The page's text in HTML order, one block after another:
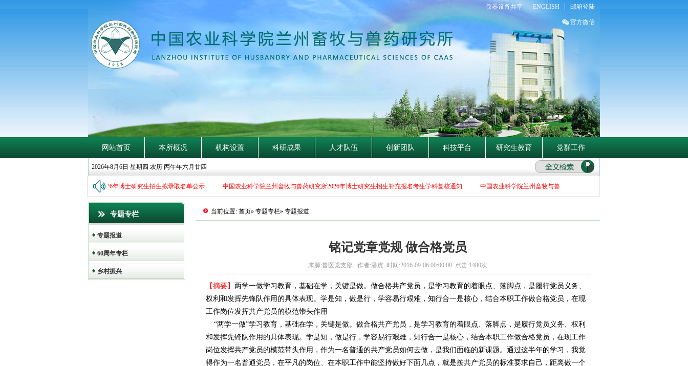
仪器设备共享 ENGLISH 邮箱登陆
官方微信
网站首页 本所概况 机构设置 科研成果 人才队伍 创新团队 科技平台 研究生教育 党群工作
2026年8月6日 星期四 农历 丙午年六月廿四
业科学院兰州畜牧与兽药研究所2026年博士研究生招生拟录取名单公示 中国农业科学院兰州畜牧与兽药研究所2026年博士研究生招生补充报名考生学科复核通知 中国农业科学院兰州畜牧与兽药研究所关于2026年博士招生补充报名初选者名
专题专栏
专题报道
60周年专栏
乡村振兴
当前位置: 首页» 专题专栏» 专题报道
铭记党章党规 做合格党员
来源:兽医党支部 作者:潘虎 时间:2016-09-06 00:00:00 点击:1480次
【摘要】 两学一做学习教育，基础在学，关键是做。做合格共产党员，是学习教育的着眼点、落脚点，是履行党员义务、
权利和发挥先锋队作用的具体表现。学是知，做是行，学容易行艰难，知行合一是核心，结合本职工作做合格党员，在现
工作岗位发挥共产党员的模范带头作用
“两学一做”学习教育，基础在学，关键是做。做合格共产党员，是学习教育的着眼点、落脚点，是履行党员义务、权利
和发挥先锋队作用的具体表现。学是知，做是行，学容易行艰难，知行合一是核心，结合本职工作做合格党员，在现工作
岗位发挥共产党员的模范带头作用，作为一名普通的共产党员如何去做，是我们面临的新课题。通过这半年的学习，我觉
得作为一名普通党员，在平凡的岗位、在本职工作中能坚持做好下面几点，就是按共产党员的标准要求自己，距离做一个